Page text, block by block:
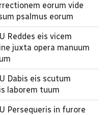
eorum vide
psalmus eorum
Reddes eis vicem
juxta opera manuum
Dabis eis scutum
laborem tuum
Persequeris in furore